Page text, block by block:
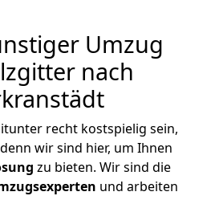
Umzug
nach
recht kostspielig sein,
wir sind hier, um Ihnen
zu bieten. Wir sind die
und arbeiten